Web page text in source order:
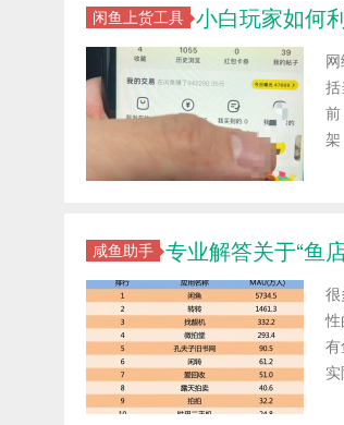
闲鱼上货工具 小白玩家如何
咸鱼助手 专业解答关于“鱼